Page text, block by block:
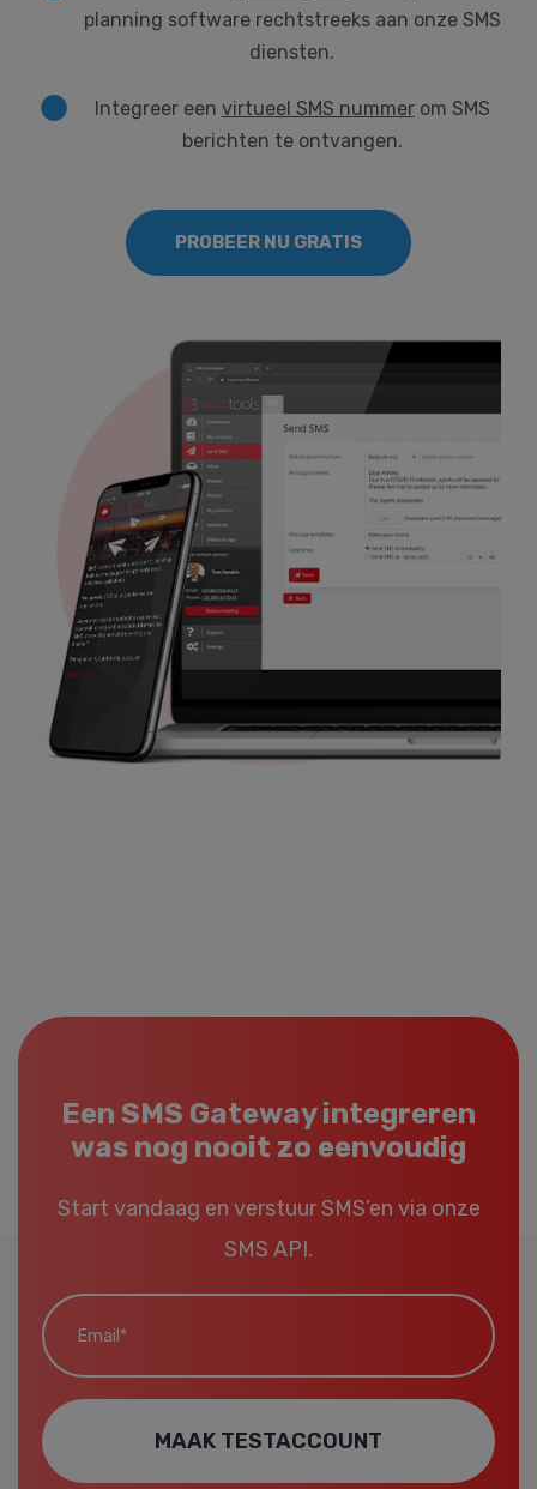
planning software rechtstreeks aan onze SMS
diensten.
Integreer een virtueel SMS nummerom SMS
berichten te ontvangen.
PROBEER NU GRATIS
Een SMS Gateway integreren
was nog nooit zo eenvoudig
Start vandaag en verstuur SMS’en via onze
SMS API.
Email*
MAAK TESTACCOUNT